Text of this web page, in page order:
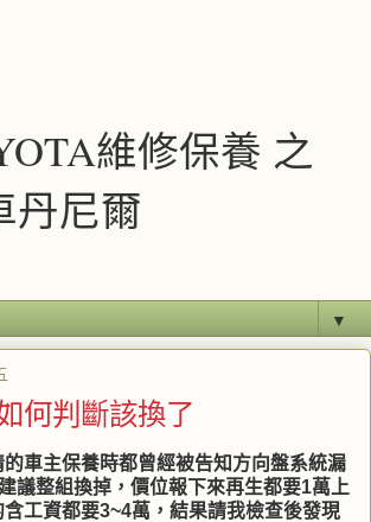
維修保養 之
丹尼爾
▼
何判斷該換了
車主保養時都曾經被告知方向盤系統漏
議整組換掉，價位報下來再生都要1萬上
工資都要3~4萬，結果請我檢查後發現